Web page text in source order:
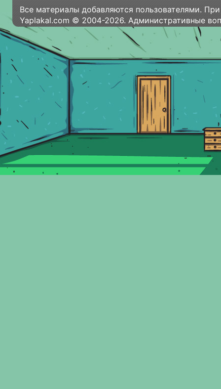
Все материалы добавляются пользователями.
Yaplakal.com © 2004-2026. Административные